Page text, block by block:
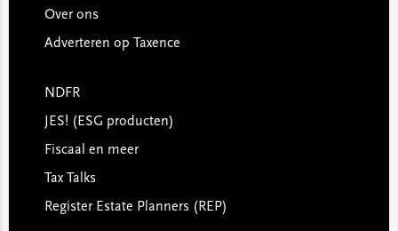
Over ons
Adverteren op Taxence
NDFR
JES! (ESG producten)
Fiscaal en meer
Tax Talks
Register Estate Planners (REP)